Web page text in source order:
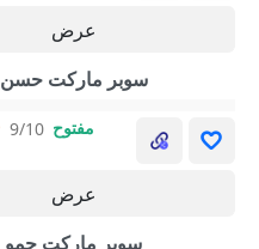
عرض
سوبر ماركت حسن
9/10 مفتوح
عرض
سوبر ماركت حمو